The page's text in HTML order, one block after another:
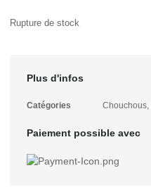
Rupture de stock
Plus d'infos
Catégories Chouchous
Paiement possible avec